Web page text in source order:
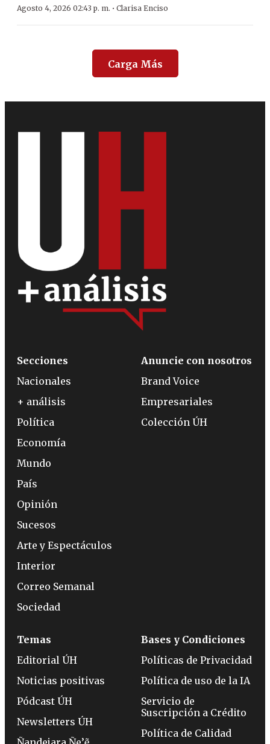
Agosto 4, 2026 02:43 p. m. · Clarisa Enciso
Carga Más
Secciones
Nacionales
+ análisis
Política
Economía
Mundo
País
Opinión
Sucesos
Arte y Espectáculos
Interior
Correo Semanal
Sociedad
Anuncie con nosotros
Brand Voice
Empresariales
Colección ÚH
Temas
Editorial ÚH
Noticias positivas
Pódcast ÚH
Newsletters ÚH
Bases y Condiciones
Políticas de Privacidad
Política de uso de la IA
Servicio de
Suscripción a Crédito
Política de Calidad